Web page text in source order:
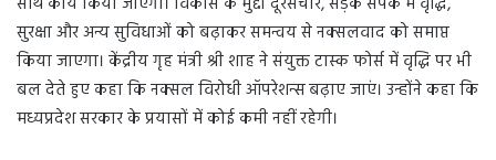
सुरक्षा और अन्य सुविधाओं को बढ़ाकर समन्वय से नक्सलवाद को समाप्त
किया जाएगा। केंद्रीय गृह मंत्री श्री शाह ने संयुक्त टास्क फोर्स में वृद्धि पर भी
बल देते हुए कहा कि नक्सल विरोधी ऑपरेशन्स बढ़ाए जाएं। उन्होंने कहा कि
मध्यप्रदेश सरकार के प्रयासों में कोई कमी नहीं रहेगी।